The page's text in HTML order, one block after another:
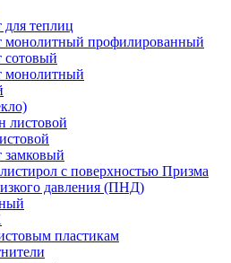
теплиц
монолитный профилированный
сотовый
монолитный
листовой
замковый
с поверхностью Призма
давления (ПНД)
пластикам